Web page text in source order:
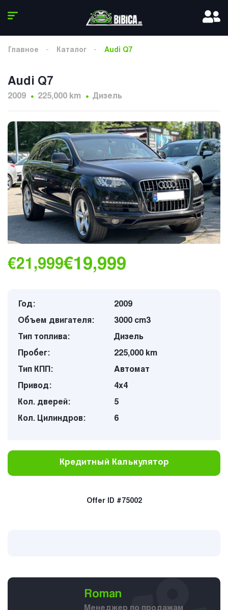
Главное Каталог Audi Q7
Audi Q7
2009 225,000 km Дизель
€21,999€19,999
Год:
2009
Объем двигателя:
3000 cm3
Тип топлива:
Дизель
Пробег:
225,000 km
Тип КПП:
Автомат
Привод:
4х4
Кол. дверей:
5
Кол. Цилиндров:
6
Кредитный Калькулятор
Offer ID #75002
Roman